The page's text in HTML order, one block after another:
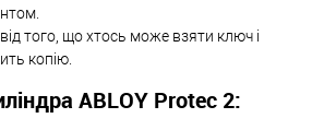
того, що хтось може взяти ключ і
копію.
ABLOY Protec 2: